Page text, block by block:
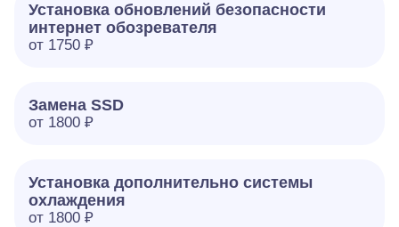
Установка обновлений безопасности
интернет обозревателя
от 1750 ₽
Замена SSD
от 1800 ₽
Установка дополнительно системы
охлаждения
от 1800 ₽